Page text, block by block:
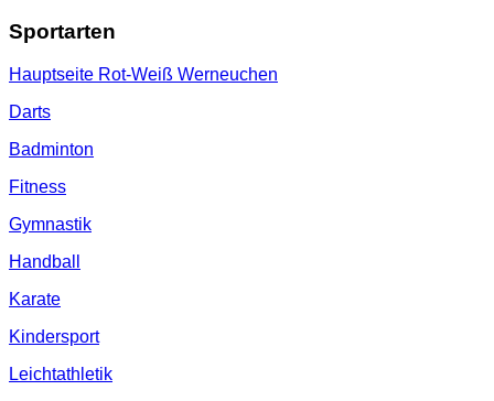
Sportarten
Hauptseite Rot-Weiß Werneuchen
Darts
Badminton
Fitness
Gymnastik
Handball
Karate
Kindersport
Leichtathletik